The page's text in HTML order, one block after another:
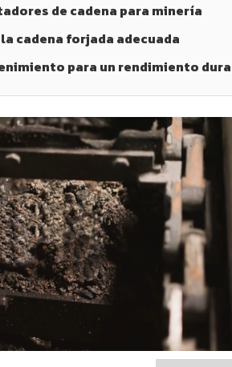
de cadena para minería
cadena forjada adecuada
para un rendimiento